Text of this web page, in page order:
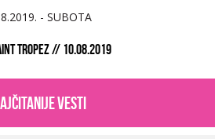
TROPEZ // 10.08.2019
vesti